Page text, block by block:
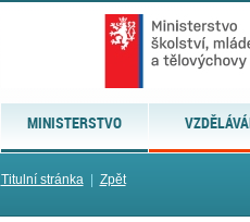
MINISTERSTVO
Titulní stránka| Zpět